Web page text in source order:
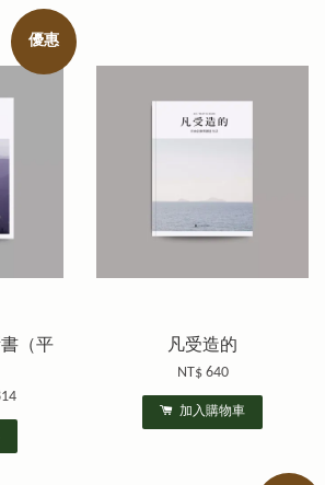
優惠
（平
凡受造的
NT$ 640
加入購物車